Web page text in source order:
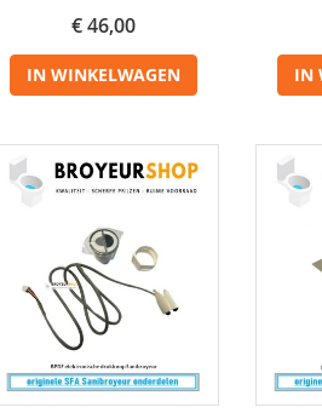
€ 46,00
IN WINKELWAGEN IN